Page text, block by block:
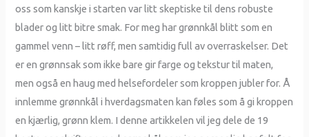
oss som kanskje i starten var litt skeptiske til dens robuste
blader og litt bitre smak. For meg har grønnkål blitt som en
gammel venn – litt røff, men samtidig full av overraskelser. Det
er en grønnsak som ikke bare gir farge og tekstur til maten,
men også en haug med helsefordeler som kroppen jubler for. Å
innlemme grønnkål i hverdagsmaten kan føles som å gi kroppen
en kjærlig, grønn klem. I denne artikkelen vil jeg dele de 19